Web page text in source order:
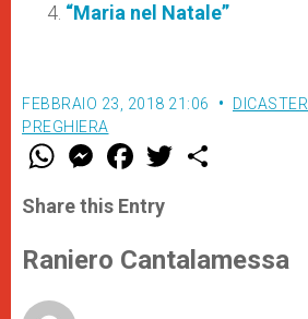
“Maria nel Natale”
FEBBRAIO 23, 2018 21:06 DICASTERI
PREGHIERA
W
t
s
p
p
M
e
s
e
g
e
F
a
e
b
o
k
w
r
Share this Entry
Raniero Cantalamessa